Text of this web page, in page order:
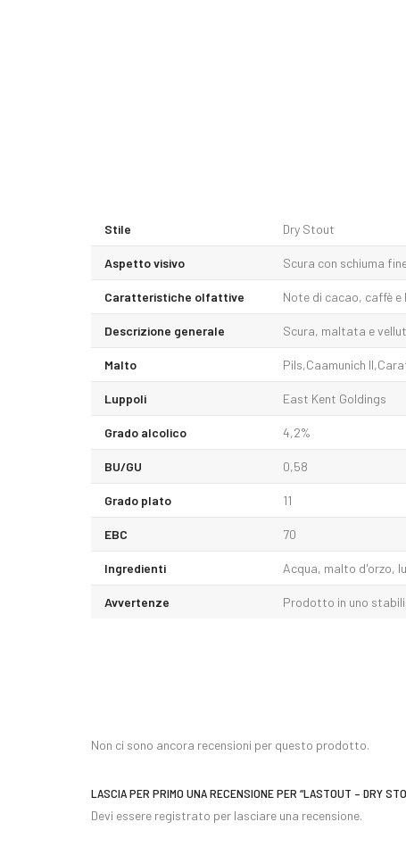
Stile Dry Stout
Aspetto visivo Scura con schiuma
Caratteristiche olfattive Note di cacao, caffè e
Descrizione generale Scura, maltata e
Malto Pils,Caamunich
Luppoli East Kent Goldings
Grado alcolico 4,2%
BU/GU 0,58
Grado plato 11
EBC 70
Ingredienti Acqua, malto d'orzo,
Avvertenze Prodotto in uno
Non ci sono ancora recensioni per questo prodotto.
LASCIA PER PRIMO UNA RECENSIONE PER “LASTOUT – DRY
Devi essere registrato per lasciare una recensione.